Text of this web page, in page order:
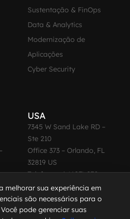
Sustentação & FinOps
Data & Analytics
Modernização de
Aplicações
Cyber Security
USA
7345 W Sand Lake RD –
Ste 210
Office 373 – Orlando, FL
32819 US
Telefone: +1 (407) 270-
3065
melhorar sua experiência em
são necessários para o
pode gerenciar suas